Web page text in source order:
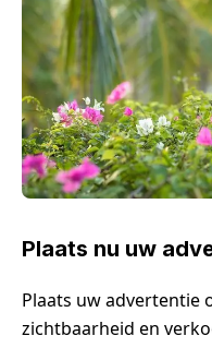
Plaats nu uw
Plaats uw advertentie
zichtbaarheid en